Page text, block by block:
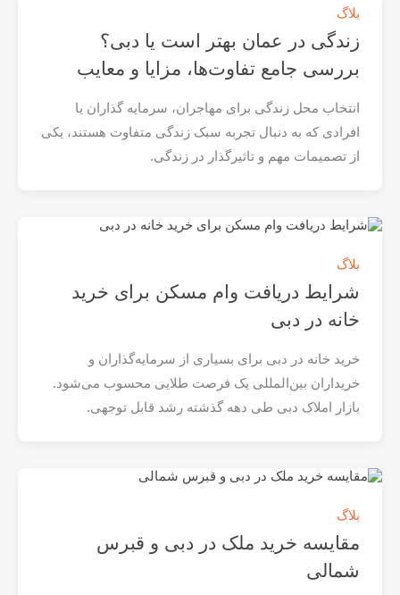
بلاگ
زندگی در عمان بهتر است یا دبی؟
بررسی جامع تفاوت‌ها، مزایا و معایب
انتخاب محل زندگی برای مهاجران، سرمایه‌ گذاران یا
افرادی که به دنبال تجربه سبک زندگی متفاوت هستند، یکی
از تصمیمات مهم و تاثیرگذار در زندگی.
بلاگ
شرایط دریافت وام مسکن برای خرید
خانه در دبی
خرید خانه در دبی برای بسیاری از سرمایه‌گذاران و
خریداران بین‌المللی یک فرصت طلایی محسوب می‌شود.
بازار املاک دبی طی دهه گذشته رشد قابل توجهی.
بلاگ
مقایسه خرید ملک در دبی و قبرس
شمالی